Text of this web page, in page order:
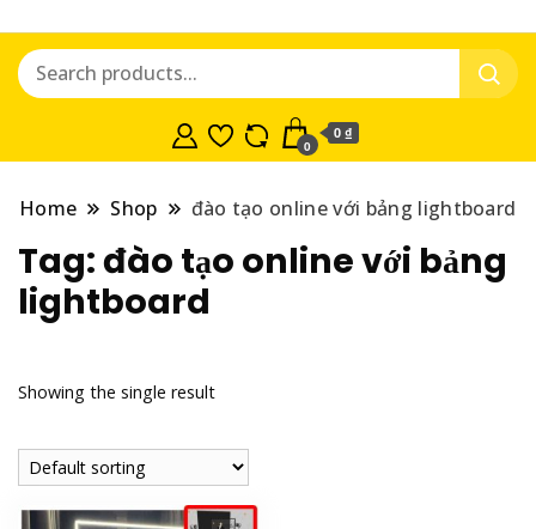
0
0 ₫
Home Shop đào tạo online với bảng lightboard
Tag:đào tạo online với bảng
lightboard
Showing the single result